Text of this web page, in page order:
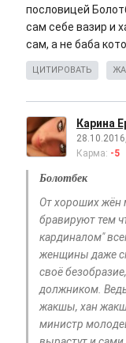
пословицей
сам себе вазир и
сам, а не баба
ЦИТИРОВАТЬ
Карина
Карма: -5
Болотбек
От хороших жён
бравируют тем
кардиналом"
женщины даже
своё
должником.
жакшы, хан
министр